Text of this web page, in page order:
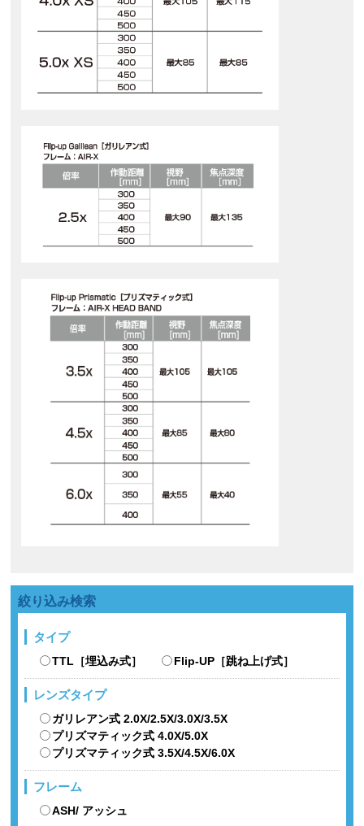
絞り込み検索
タイプ
TTL［埋込み式］ Flip-UP［跳ね上げ式］
レンズタイプ
ガリレアン式 2.0X/2.5X/3.0X/3.5X
プリズマティック式 4.0X/5.0X
プリズマティック式 3.5X/4.5X/6.0X
フレーム
ASH/ アッシュ